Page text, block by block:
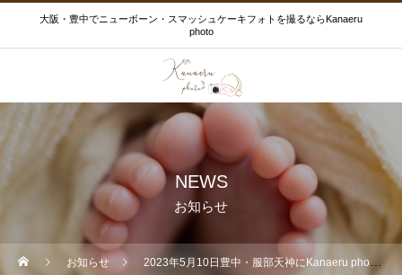
大阪・豊中でニューボーン・スマッシュケーキフォトを撮るならKanaeru
photo
NEWS
お知らせ
お知らせ 2023年5月10日豊中・服部天神にKanaeru photoのフォトスタジオOPEN